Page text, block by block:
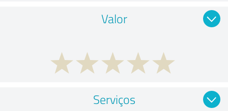
Valor
Serviços